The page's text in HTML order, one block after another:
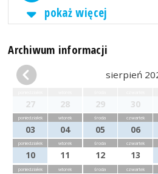
pokaż więcej
Archiwum informacji
sierpień
27 28 29 30
poniedziałek
03
wtorek
04
środa
05
czwartek
06
poniedziałek
10
wtorek
11
środa
12
czwartek
13
poniedziałek wtorek środa czwartek